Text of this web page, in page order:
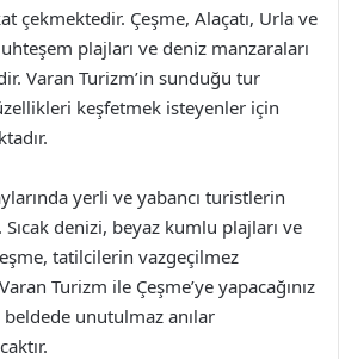
çekmektedir. Çeşme, Alaçatı, Urla ve
plajları ve deniz manzaraları
Varan Turizm’in sunduğu tur
keşfetmek isteyenler için
yerli ve yabancı turistlerin
Sıcak denizi, beyaz kumlu plajları ve
tatilcilerin vazgeçilmez
Turizm ile Çeşme’ye yapacağınız
unutulmaz anılar